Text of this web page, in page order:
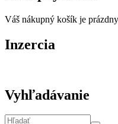
Váš nákupný košík je
Inzercia
Vyhľadávanie